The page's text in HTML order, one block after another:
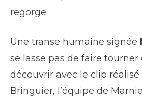
regorge.
Une transe humaine signée
se lasse pas de faire tourner
découvrir avec le clip
Bringuier, l’équipe de